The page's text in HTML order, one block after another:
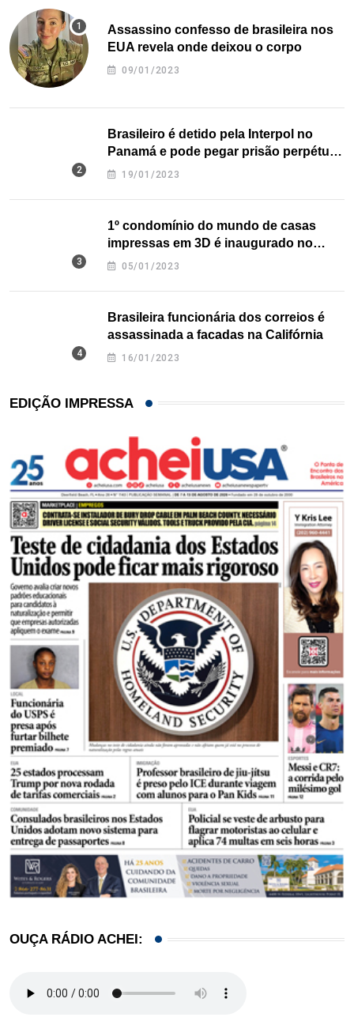
Assassino confesso de brasileira nos
EUA revela onde deixou o corpo
09/01/2023
Brasileiro é detido pela Interpol no
Panamá e pode pegar prisão perpétua
nos EUA
19/01/2023
1º condomínio do mundo de casas
impressas em 3D é inaugurado no
Texas
05/01/2023
Brasileira funcionária dos correios é
assassinada a facadas na Califórnia
16/01/2023
EDIÇÃO IMPRESSA
OUÇA RÁDIO ACHEI: